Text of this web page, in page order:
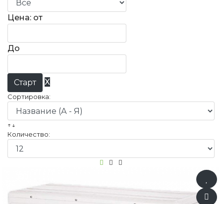
Цена: от
До
X
Сортировка:
↑↓
Количество: